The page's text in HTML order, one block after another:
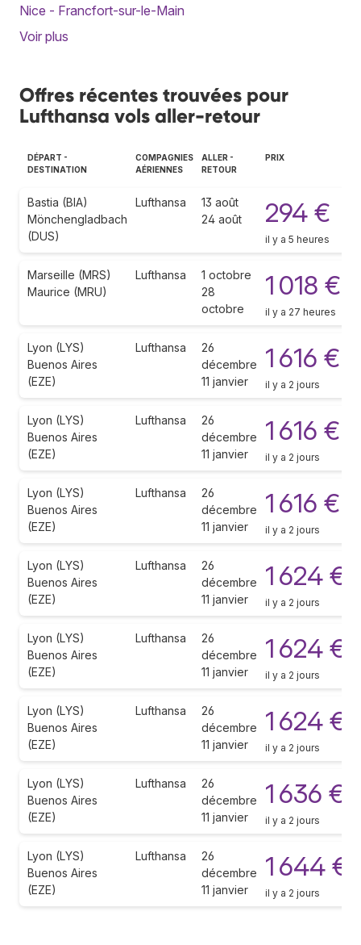
Nice - Francfort-sur-le-Main
Voir plus
Offres récentes trouvées pour
Lufthansa vols aller-retour
DÉPART -
DESTINATION
COMPAGNIES
AÉRIENNES
ALLER -
RETOUR
PRIX
Bastia (BIA)
Mönchengladbach
(DUS)
Lufthansa
13 août
24 août
294 €
il y a 5 heures
Marseille (MRS)
Maurice (MRU)
Lufthansa
1 octobre
28
octobre
1 018 €
il y a 27 heures
Lyon (LYS)
Buenos Aires
(EZE)
Lufthansa
26
décembre
11 janvier
1 616 €
il y a 2 jours
Lyon (LYS)
Buenos Aires
(EZE)
Lufthansa
26
décembre
11 janvier
1 616 €
il y a 2 jours
Lyon (LYS)
Buenos Aires
(EZE)
Lufthansa
26
décembre
11 janvier
1 616 €
il y a 2 jours
Lyon (LYS)
Buenos Aires
(EZE)
Lufthansa
26
décembre
11 janvier
1 624 €
il y a 2 jours
Lyon (LYS)
Buenos Aires
(EZE)
Lufthansa
26
décembre
11 janvier
1 624 €
il y a 2 jours
Lyon (LYS)
Buenos Aires
(EZE)
Lufthansa
26
décembre
11 janvier
1 624 €
il y a 2 jours
Lyon (LYS)
Buenos Aires
(EZE)
Lufthansa
26
décembre
11 janvier
1 636 €
il y a 2 jours
Lyon (LYS)
Buenos Aires
(EZE)
Lufthansa
26
décembre
11 janvier
1 644 €
il y a 2 jours